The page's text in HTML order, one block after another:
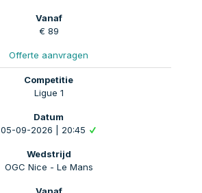
€ 89
Offerte aanvragen
Ligue 1
05-09-2026 | 20:45
OGC Nice - Le Mans